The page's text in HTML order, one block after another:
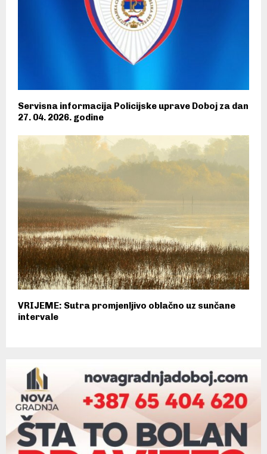
Servisna informacija Policijske uprave Doboj za dan
27. 04. 2026. godine
VRIJEME: Sutra promjenljivo oblačno uz sunčane
intervale